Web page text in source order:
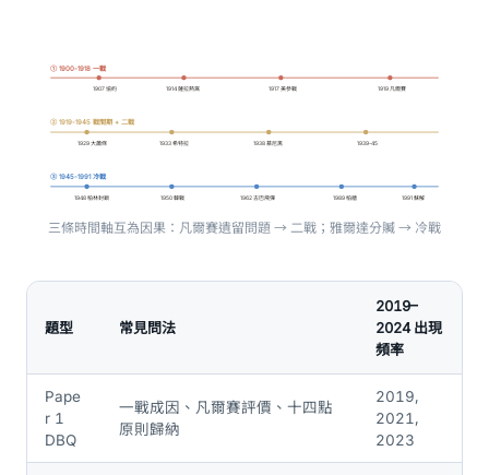
① 1900-1918 一戰
1907 協約 1914 薩拉熱窩 1917 美參戰 1919 凡爾賽
② 1919-1945 戰間期 + 二戰
1929 大蕭條 1933 希特拉 1938 慕尼黑 1939-45
③ 1945-1991 冷戰
1948 柏林封鎖 1950 韓戰 1962 古巴飛彈 1989 柏牆 1991 蘇解
三條時間軸互為因果：凡爾賽遺留問題 → 二戰；雅爾達分贓 → 冷戰
題型 常見問法
2019–
2024 出現
頻率
Pape
r 1
DBQ
一戰成因、凡爾賽評價、十四點
原則歸納
2019,
2021,
2023